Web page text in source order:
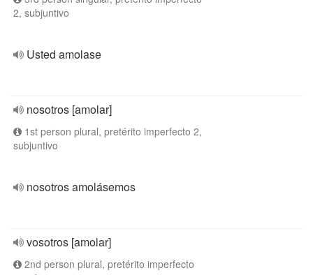
2, subjuntivo
Usted amolase
nosotros [amolar]
1st person plural, pretérito imperfecto 2,
subjuntivo
nosotros amolásemos
vosotros [amolar]
2nd person plural, pretérito imperfecto